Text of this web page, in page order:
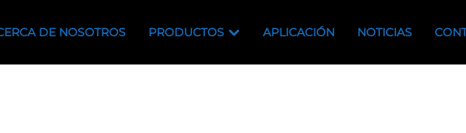
DE NOSOTROS PRODUCTOS APLICACIÓN NOTICIAS